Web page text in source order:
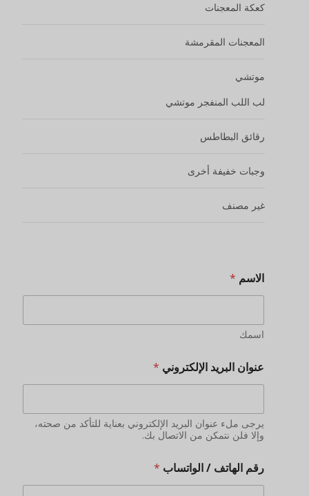
كعكة المعجنات
المعجنات المقرمشة
موتشي
لب اللب المنفجر موتشي
رقائق البطاطس
وجبات خفيفة أخرى
غير مصنف
الاسم *
اسمك
عنوان البريد الإلكتروني *
يرجى ملء عنوان البريد الإلكتروني بعناية للتأكد من صحته،
وإلا فلن نتمكن من الاتصال بك.
رقم الهاتف / الواتساب *